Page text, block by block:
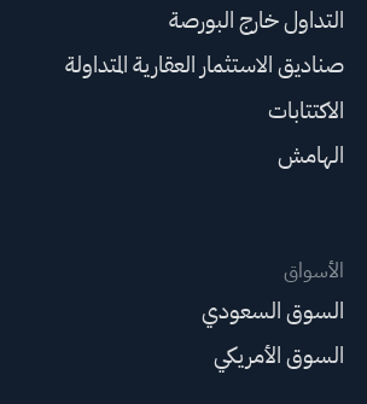
التداول خارج البورصة
صناديق الاستثمار العقارية المتداولة
الاكتتابات
الهامش
الأسواق
السوق السعودي
السوق الأمريكي